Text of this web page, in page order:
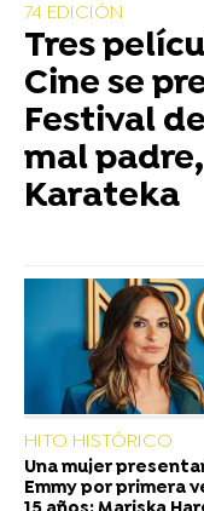
74 EDICIÓN
Tres
Cine se
Festival
mal
Karateka
HITO HISTÓRICO
Una mujer
Emmy por primera